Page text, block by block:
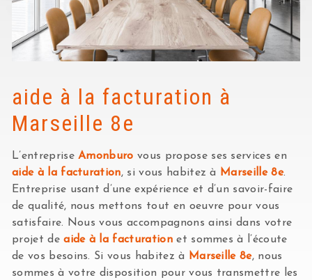
aide à la facturation à
Marseille 8e
L’entrepriseAmonburo vous propose ses services en
aide à la facturation, si vous habitez à Marseille 8e.
Entreprise usant d’une expérience et d’un savoir-faire
de qualité, nous mettons tout en oeuvre pour vous
satisfaire. Nous vous accompagnons ainsi dans votre
projet deaide à la facturationet sommes à l’écoute
de vos besoins. Si vous habitez à Marseille 8e, nous
sommes à votre disposition pour vous transmettre les